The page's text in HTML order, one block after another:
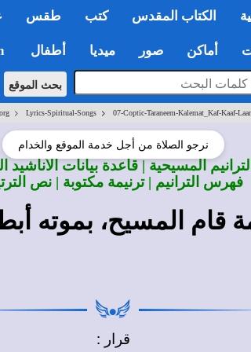
الكتاب المقدس كتب طقس
أماكن صور ميديا أطفال En
بحث الموقع
> Lyrics-Spiritual-Songs > 07-Coptic-Taraneem-Kalemat_Kaf-Kaaf-
نرجو الصلاة من أجل خدمة الموقع والخدام
المسيحية | قاعدة بيانات الأناشيد
فهرس الترانيم | ترنيمة مكتوبة | نص
قام المسيح، بموته
قرار :